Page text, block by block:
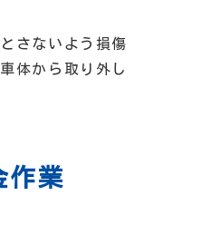
さないよう損傷
体から取り外し
作業